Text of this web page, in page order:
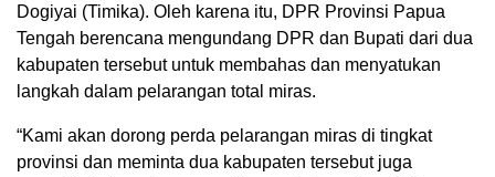
Dogiyai (Timika). Oleh karena itu, DPR Provinsi Papua
Tengah berencana mengundang DPR dan Bupati dari dua
kabupaten tersebut untuk membahas dan menyatukan
langkah dalam pelarangan total miras.
“Kami akan dorong perda pelarangan miras di tingkat
provinsi dan meminta dua kabupaten tersebut juga